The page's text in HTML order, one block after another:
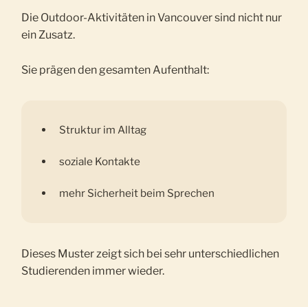
Die Outdoor-Aktivitäten in Vancouver sind nicht nur
ein Zusatz.
Sie prägen den gesamten Aufenthalt:
Struktur im Alltag
soziale Kontakte
mehr Sicherheit beim Sprechen
Dieses Muster zeigt sich bei sehr unterschiedlichen
Studierenden immer wieder.